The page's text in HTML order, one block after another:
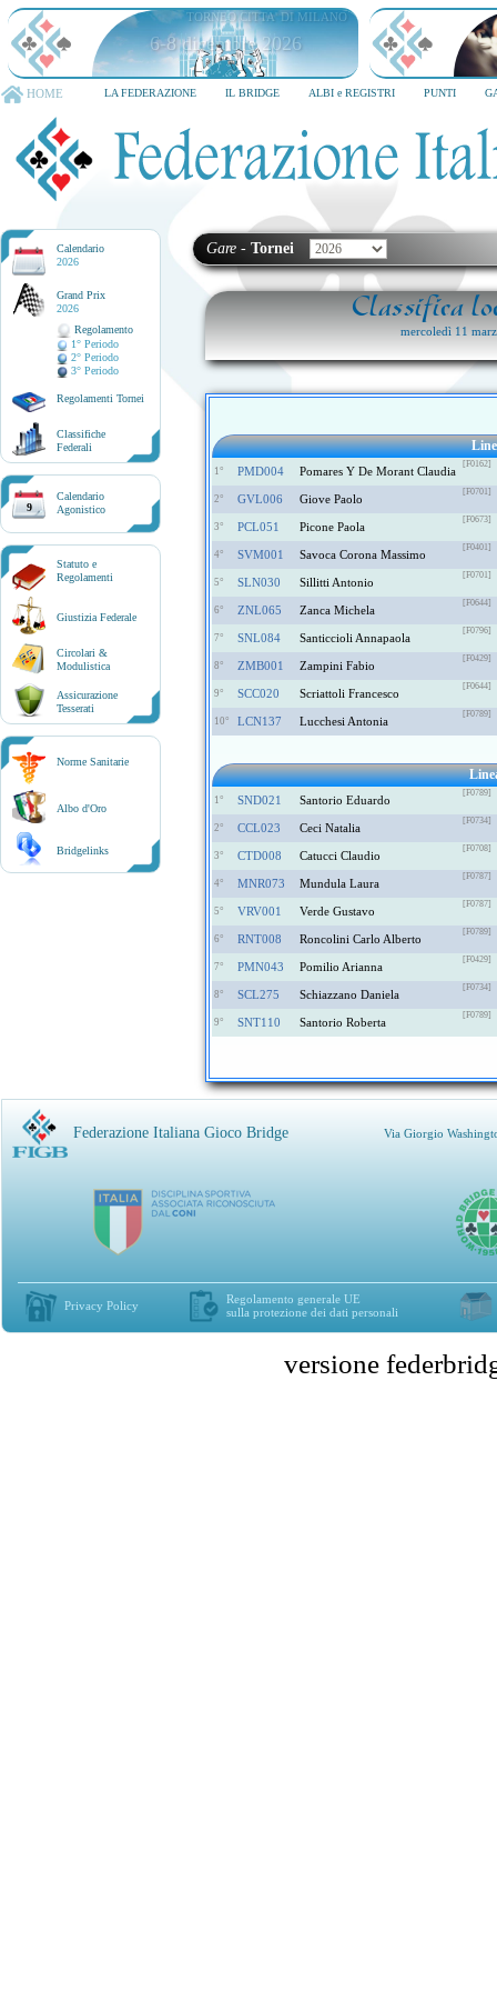
TORNEO CITTA' DI MILANO
6-8 dicembre 2026
HOME LA FEDERAZIONE IL BRIDGE ALBI e REGISTRI PUNTI
Calendario
2026
Grand Prix
2026
Regolamento
1° Periodo
2° Periodo
3° Periodo
Regolamenti Tornei
Classifiche
Federali
9
Calendario
Agonistico
Statuto e
Regolamenti
Giustizia Federale
Circolari &
Modulistica
Assicurazione
Tesserati
Norme Sanitarie
Albo d'Oro
Bridgelinks
Gare - Tornei
Classifica
mercoledì 11
1° PMD004 Pomares Y De Morant Claudia
[F0162]
2° GVL006 Giove Paolo
[F0701]
3° PCL051 Picone Paola
[F0673]
4° SVM001 Savoca Corona Massimo
[F0401]
5° SLN030 Sillitti Antonio
[F0701]
6° ZNL065 Zanca Michela
[F0644]
7° SNL084 Santiccioli Annapaola
[F0796]
8° ZMB001 Zampini Fabio
[F0429]
9° SCC020 Scriattoli Francesco
[F0644]
10° LCN137 Lucchesi Antonia
[F0789]
1° SND021 Santorio Eduardo
[F0789]
2° CCL023 Ceci Natalia
[F0734]
3° CTD008 Catucci Claudio
[F0708]
4° MNR073 Mundula Laura
[F0787]
5° VRV001 Verde Gustavo
[F0787]
6° RNT008 Roncolini Carlo Alberto
[F0789]
7° PMN043 Pomilio Arianna
[F0429]
8° SCL275 Schiazzano Daniela
[F0734]
9° SNT110 Santorio Roberta
[F0789]
Federazione Italiana Gioco Bridge Via Giorgio
Privacy Policy
Regolamento generale UE
sulla protezione dei dati personali
versione